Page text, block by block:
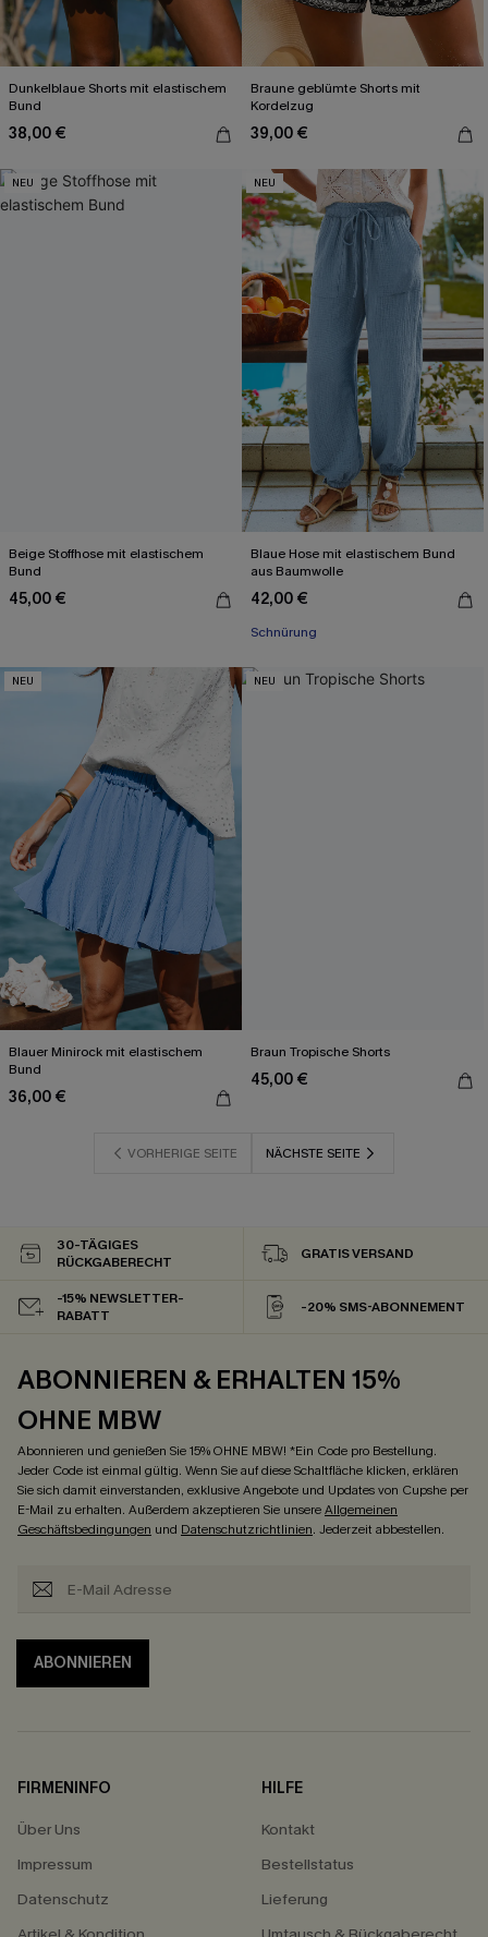
Dunkelblaue Shorts mit elastischem
Bund
38,00 €
Braune geblümte Shorts mit
Kordelzug
39,00 €
NEU
Beige Stoffhose mit elastischem
Bund
45,00 €
NEU
Blaue Hose mit elastischem Bund
aus Baumwolle
42,00 €
Schnürung
NEU
Blauer Minirock mit elastischem
Bund
36,00 €
NEU
Braun Tropische Shorts
45,00 €
VORHERIGE SEITE NÄCHSTE SEITE
30-TÄGIGES
RÜCKGABERECHT
GRATIS VERSAND
-15% NEWSLETTER-
RABATT
-20% SMS-ABONNEMENT
ABONNIEREN & ERHALTEN 15%
OHNE MBW
Abonnieren und genießen Sie 15% OHNE MBW! *Ein Code pro Bestellung.
Jeder Code ist einmal gültig. Wenn Sie auf diese Schaltfläche klicken, erklären
Sie sich damit einverstanden, exklusive Angebote und Updates von Cupshe per
E-Mail zu erhalten. Außerdem akzeptieren Sie unsereAllgemeinen
Geschäftsbedingungen und Datenschutzrichtlinien. Jederzeit abbestellen.
ABONNIEREN
FIRMENINFO
Über Uns
Impressum
Datenschutz
HILFE
Kontakt
Bestellstatus
Lieferung